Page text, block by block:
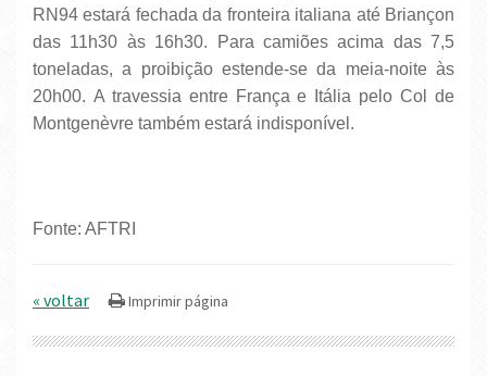
RN94 estará fechada da fronteira italiana até Briançon
das 11h30 às 16h30. Para camiões acima das 7,5
toneladas, a proibição estende-se da meia-noite às
20h00. A travessia entre França e Itália pelo Col de
Montgenèvre também estará indisponível.
Fonte: AFTRI
« voltar